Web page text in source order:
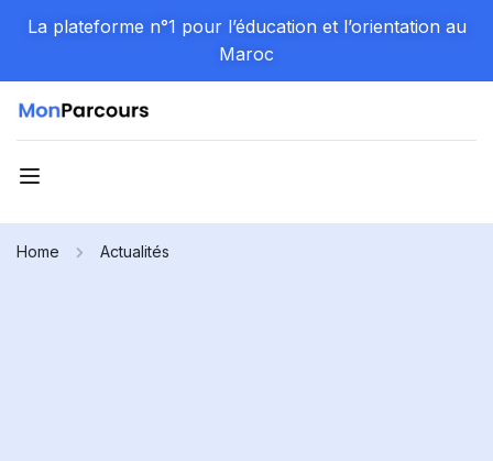
La plateforme n°1 pour l’éducation et l’orientation au
Maroc
Home Actualités